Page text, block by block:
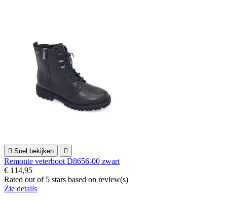
 Snel bekijken 
Remonte veterboot D8656-00 zwart
€ 114,95
Rated out of 5 stars based on review(s)
Zie details